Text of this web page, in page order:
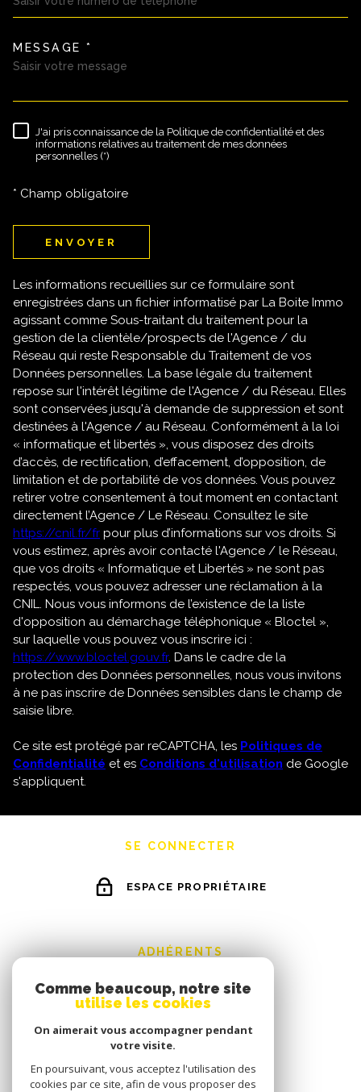
MESSAGE *
RÈGLEMENTATION
J'ai pris connaissance de la Politique de confidentialité et des
informations relatives au traitement de mes données
personnelles (*)
* Champ obligatoire
ENVOYER
Les informations recueillies sur ce formulaire sont
enregistrées dans un fichier informatisé par La Boite Immo
agissant comme Sous-traitant du traitement pour la
gestion de la clientèle/prospects de l'Agence / du
Réseau qui reste Responsable du Traitement de vos
Données personnelles. La base légale du traitement
repose sur l'intérêt légitime de l'Agence / du Réseau. Elles
sont conservées jusqu'à demande de suppression et sont
destinées à l'Agence / au Réseau. Conformément à la loi
« informatique et libertés », vous disposez des droits
d’accès, de rectification, d’effacement, d’opposition, de
limitation et de portabilité de vos données. Vous pouvez
retirer votre consentement à tout moment en contactant
directement l’Agence / Le Réseau. Consultez le site
https://cnil.fr/fr pour plus d’informations sur vos droits. Si
vous estimez, après avoir contacté l'Agence / le Réseau,
que vos droits « Informatique et Libertés » ne sont pas
respectés, vous pouvez adresser une réclamation à la
CNIL. Nous vous informons de l’existence de la liste
d'opposition au démarchage téléphonique « Bloctel »,
sur laquelle vous pouvez vous inscrire ici :
https://www.bloctel.gouv.fr. Dans le cadre de la
protection des Données personnelles, nous vous invitons
à ne pas inscrire de Données sensibles dans le champ de
saisie libre.
Ce site est protégé par reCAPTCHA, les Politiques de
Confidentialité et es Conditions d'utilisation de Google
s'appliquent.
SE CONNECTER
ESPACE PROPRIÉTAIRE
ADHÉRENTS
Comme beaucoup, notre site
utilise les cookies
On aimerait vous accompagner pendant
votre visite.
En poursuivant, vous acceptez l'utilisation des
cookies par ce site, afin de vous proposer des